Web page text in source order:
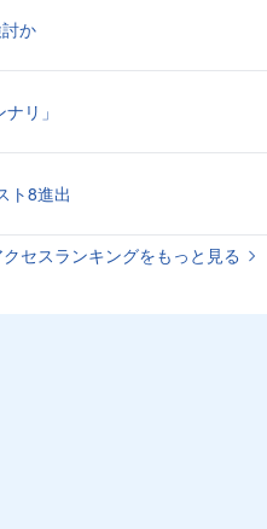
か
リ」
ト8進出
セスランキングをもっと見る